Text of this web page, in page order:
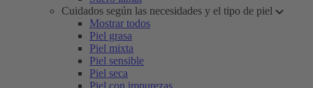
Cuidados según las necesidades y el tipo de piel
Mostrar todos
Piel grasa
Piel mixta
Piel sensible
Piel seca
Piel con impurezas